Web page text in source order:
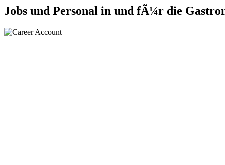
Jobs und Personal in und fÃ¼r die